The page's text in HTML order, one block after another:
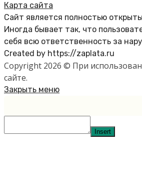
Карта сайта
Сайт является полностью
Иногда бывает так, что
себя всю ответственность за
Created by https://zaplata.ru
Copyright 2026 © При
сайте.
Закрыть меню
Insert